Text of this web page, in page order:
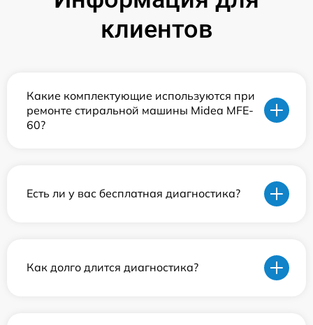
клиентов
Какие комплектующие используются при
ремонте стиральной машины Midea MFE-
60?
Есть ли у вас бесплатная диагностика?
Как долго длится диагностика?